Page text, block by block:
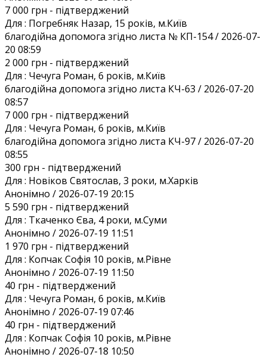
7 000 грн - підтверджений
Для : Погребняк Назар, 15 років, м.Київ
благодійна допомога згідно листа № КП-154 / 2026-07-
20 08:59
2 000 грн - підтверджений
Для : Чечуга Роман, 6 років, м.Київ
благодійна допомога згідно листа КЧ-63 / 2026-07-20
08:57
7 000 грн - підтверджений
Для : Чечуга Роман, 6 років, м.Київ
благодійна допомога згідно листа КЧ-97 / 2026-07-20
08:55
300 грн - підтверджений
Для : Новіков Святослав, 3 роки, м.Харків
Анонiмно / 2026-07-19 20:15
5 590 грн - підтверджений
Для : Ткаченко Єва, 4 роки, м.Суми
Анонiмно / 2026-07-19 11:51
1 970 грн - підтверджений
Для : Копчак Софія 10 років, м.Рівне
Анонiмно / 2026-07-19 11:50
40 грн - підтверджений
Для : Чечуга Роман, 6 років, м.Київ
Анонiмно / 2026-07-19 07:46
40 грн - підтверджений
Для : Копчак Софія 10 років, м.Рівне
Анонiмно / 2026-07-18 10:50